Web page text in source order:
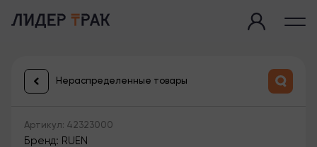
Нераспределенные товары
Артикул: 42323000
Бренд: RUEN